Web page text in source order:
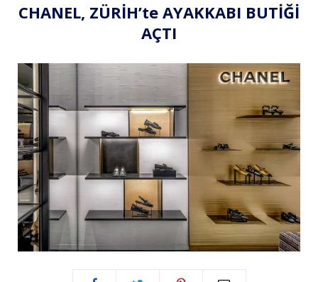
CHANEL, ZÜRİH’te AYAKKABI BUTİĞİ
AÇTI